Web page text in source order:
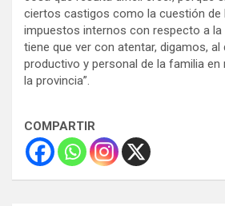
ciertos castigos como la cuestión de
impuestos internos con respecto a
tiene que ver con atentar, digamos, al
productivo y personal de la familia en
la provincia”.
COMPARTIR